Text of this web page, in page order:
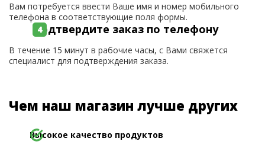
Вам потребуется ввести Ваше имя и номер мобильного
телефона в соответствующие поля формы.
Подтвердите заказ по телефону
В течение 15 минут в рабочие часы, с Вами свяжется
специалист для подтверждения заказа.
Чем наш магазин лучше других
Высокое качество продуктов